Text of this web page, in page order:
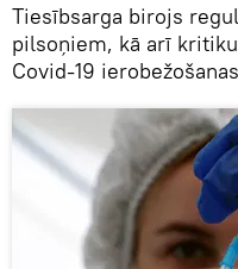
Tiesībsarga birojs
pilsoņiem, kā arī
Covid-19